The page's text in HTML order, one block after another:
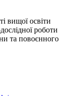
вищої освіти
роботи
та повоєнного